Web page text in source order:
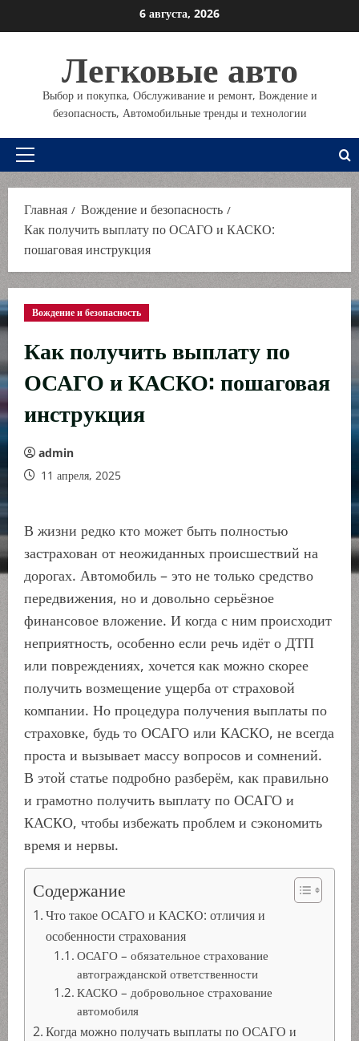
к
6 августа, 2026
Легковые авто
Выбор и покупка, Обслуживание и ремонт, Вождение и
безопасность, Автомобильные тренды и технологии
Основное
меню
Главная
Вождение и безопасность
Как получить выплату по ОСАГО и КАСКО:
пошаговая инструкция
Вождение и безопасность
Как получить выплату по
ОСАГО и КАСКО: пошаговая
инструкция
admin
11 апреля, 2025
В жизни редко кто может быть полностью
застрахован от неожиданных происшествий на
дорогах. Автомобиль – это не только средство
передвижения, но и довольно серьёзное
финансовое вложение. И когда с ним происходит
неприятность, особенно если речь идёт о ДТП
или повреждениях, хочется как можно скорее
получить возмещение ущерба от страховой
компании. Но процедура получения выплаты по
страховке, будь то ОСАГО или КАСКО, не всегда
проста и вызывает массу вопросов и сомнений.
В этой статье подробно разберём, как правильно
и грамотно получить выплату по ОСАГО и
КАСКО, чтобы избежать проблем и сэкономить
время и нервы.
Содержание
Что такое ОСАГО и КАСКО: отличия и
особенности страхования
ОСАГО – обязательное страхование
автогражданской ответственности
КАСКО – добровольное страхование
автомобиля
Когда можно получать выплаты по ОСАГО и